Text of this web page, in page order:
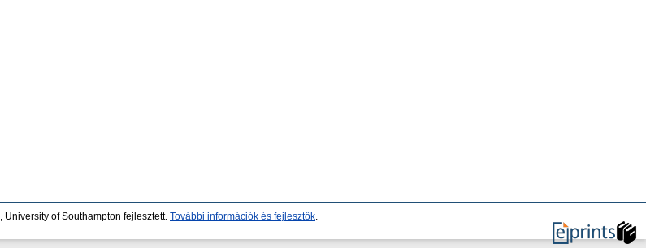
, University of Southampton fejlesztett. További információk és fejlesztők